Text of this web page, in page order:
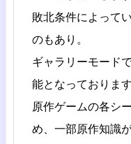
敗北条件によって
のもあり。
ギャラリーモード
能となっております
原作ゲームの各シ
め、一部原作知識